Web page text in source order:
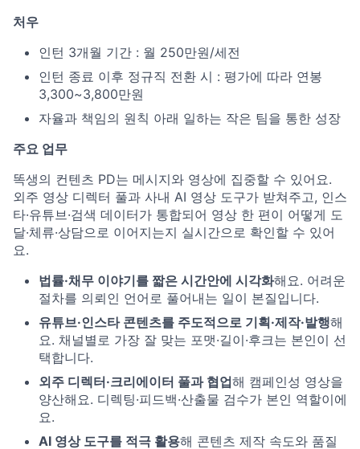
처우
인턴 3개월 기간 : 월 250만원/세전
인턴 종료 이후 정규직 전환 시 : 평가에 따라 연봉
3,300~3,800만원
자율과 책임의 원칙 아래 일하는 작은 팀을 통한 성장
주요 업무
똑생의 컨텐츠 PD는 메시지와 영상에 집중할 수 있어요.
외주 영상 디렉터 풀과 사내 AI 영상 도구가 받쳐주고, 인스
타·유튜브·검색 데이터가 통합되어 영상 한 편이 어떻게 도
달·체류·상담으로 이어지는지 실시간으로 확인할 수 있어
요.
법률·채무 이야기를 짧은 시간안에 시각화해요. 어려운
절차를 의뢰인 언어로 풀어내는 일이 본질입니다.
유튜브·인스타 콘텐츠를 주도적으로 기획·제작·발행해
요. 채널별로 가장 잘 맞는 포맷·길이·후크는 본인이 선
택합니다.
외주 디렉터·크리에이터 풀과 협업해 캠페인성 영상을
양산해요. 디렉팅·피드백·산출물 검수가 본인 역할이에
요.
AI 영상 도구를 적극 활용해 콘텐츠 제작 속도와 품질